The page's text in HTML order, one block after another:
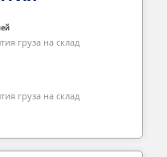
груза на склад
груза на склад